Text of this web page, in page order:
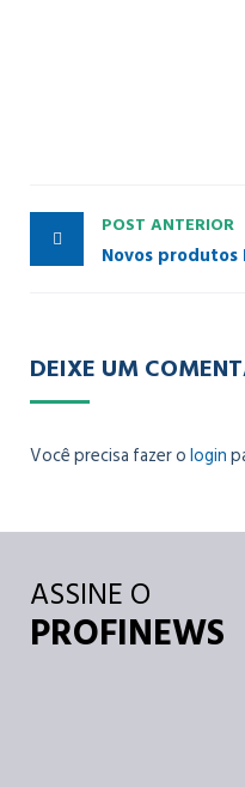
POST ANTERIOR
Novos produtos
DEIXE UM
Você precisa fazer ologin
ASSINE O
PROFINEWS